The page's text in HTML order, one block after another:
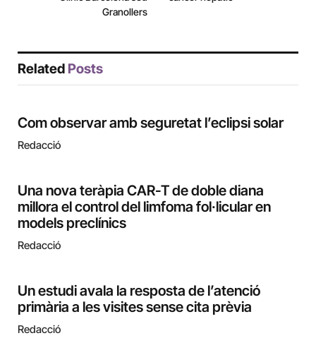
Granollers
Related Posts
Com observar amb seguretat l’eclipsi solar
Redacció
Una nova teràpia CAR-T de doble diana
millora el control del limfoma fol·licular en
models preclínics
Redacció
Un estudi avala la resposta de l’atenció
primària a les visites sense cita prèvia
Redacció